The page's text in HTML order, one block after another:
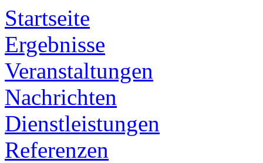
Startseite
Ergebnisse
Veranstaltungen
Nachrichten
Dienstleistungen
Referenzen